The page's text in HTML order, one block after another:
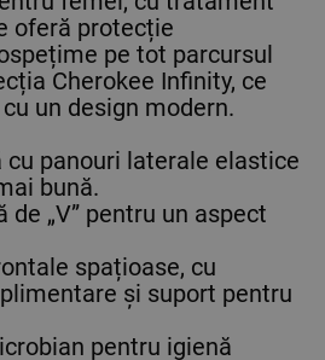
oferă protecție
pe tot parcursul
Cherokee Infinity, ce
un design modern.
cu panouri laterale elastice
bună.
de „V” pentru un aspect
spațioase, cu
și suport pentru
pentru igienă